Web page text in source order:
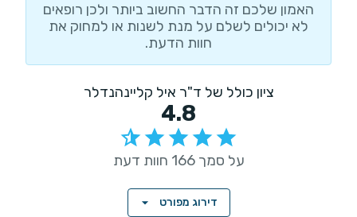
האמון שלכם זה הדבר החשוב ביותר ולכן רופאים
לא יכולים לשלם על מנת לשנות או למחוק את
חוות הדעת.
ציון כולל של ד"ר איל קליינהנדלר
4.8
על סמך 166 חוות דעת
דירוג מפורט